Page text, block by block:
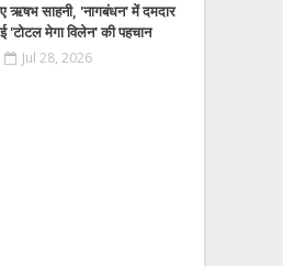
ऋषभ साहनी, 'नागबंधन' में दमदार
'टोटल मेगा विलेन' की पहचान
Jul 28, 2026